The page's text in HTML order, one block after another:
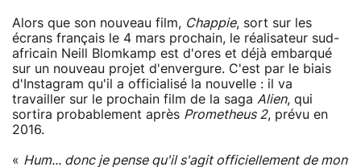
Alors que son nouveau film, Chappie, sort sur les
écrans français le 4 mars prochain, le réalisateur sud-
africain Neill Blomkamp est d'ores et déjà embarqué
sur un nouveau projet d'envergure. C'est par le biais
d'Instagram qu'il a officialisé la nouvelle : il va
travailler sur le prochain film de la saga Alien, qui
sortira probablement après Prometheus 2, prévu en
2016.
« Hum... donc je pense qu'il s'agit officiellement de mon